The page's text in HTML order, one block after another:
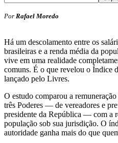
Por Rafael Moredo
Há um descolamento entre os
brasileiras e a renda média da
vive em uma realidade
comuns. É o que revelou o Índice
lançado pelo Livres.
O estudo comparou a
três Poderes — de vereadores e
presidente da República — com a
população sob sua jurisdição. O
autoridade ganha mais do que